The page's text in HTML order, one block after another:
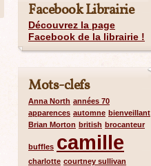
Facebook Librairie
Découvrez la page
Facebook de la librairie !
Mots-clefs
Anna North années 70
apparences automne bienveillant
Brian Morton british brocanteur
buffles camille
charlotte courtney sullivan